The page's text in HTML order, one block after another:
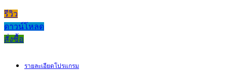
รีวิว
ดาวน์โหลด
สั่งซื้อ
รายละเอียดโปรแกรม